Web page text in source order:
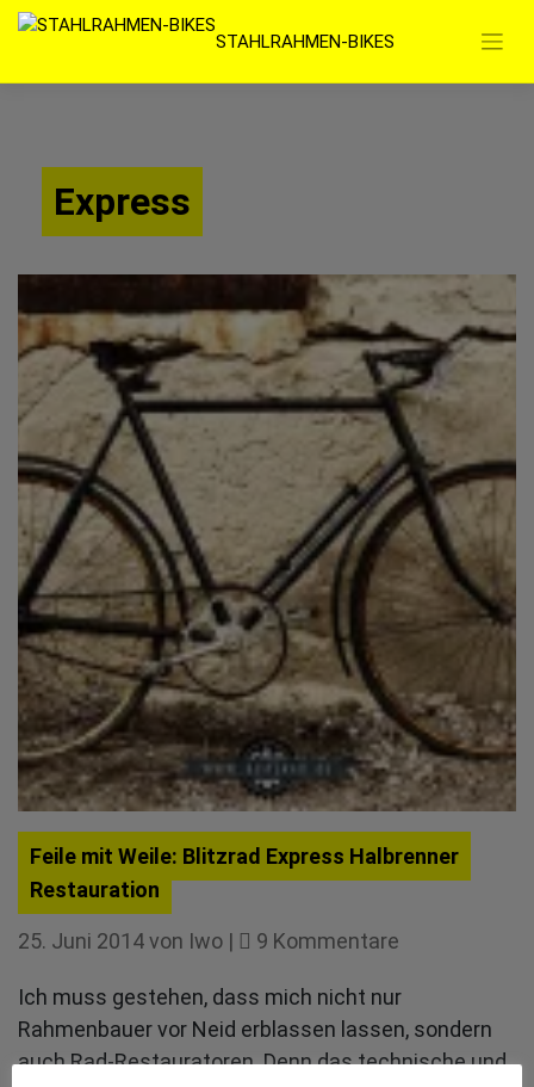
Zum
springen
STAHLRAHMEN-BIKES
Express
Feile mit Weile: Blitzrad Express Halbrenner
Restauration
25. Juni 2014von Iwo | 9 Kommentare
Weile:
Blitzrad
Ich muss gestehen, dass mich nicht nur
Rahmenbauer vor Neid erblassen lassen, sondern
auch Rad-Restauratoren. Denn das technische und